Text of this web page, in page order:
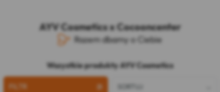
AYV Cosmetics x Cocooncenter
Razem dbamy o Ciebie
Wszystkie produkty AYV Cosmetics
SORTUJ
FILTR